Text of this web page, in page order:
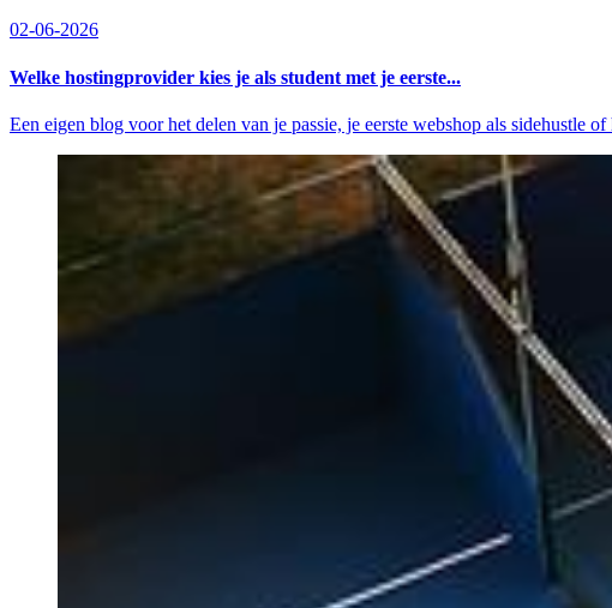
02-06-2026
Welke hostingprovider kies je als student met je eerste...
Een eigen blog voor het delen van je passie, je eerste webshop als sidehustle